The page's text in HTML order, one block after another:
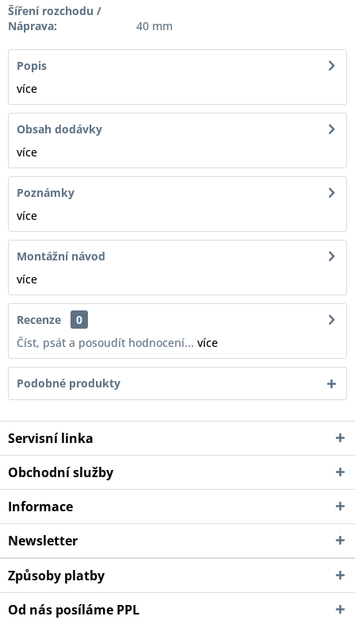
Šíření rozchodu /
Náprava:
40 mm
Popis
více
Obsah dodávky
více
Poznámky
více
Montážní návod
více
Recenze
0
Číst, psát a posoudít hodnocení... více
Podobné produkty
Servisní linka
Obchodní služby
Informace
Newsletter
Způsoby platby
Od nás posíláme PPL